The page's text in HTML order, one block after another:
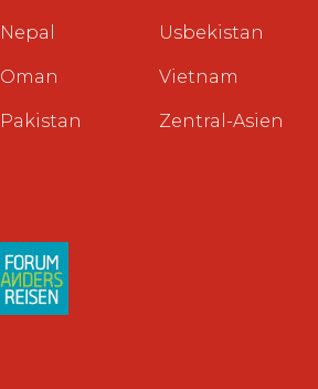
Nepal
Oman
Pakistan
Usbekistan
Vietnam
Zentral-Asien